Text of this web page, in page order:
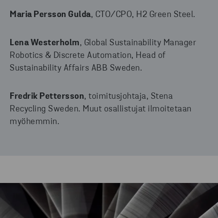
Maria Persson Gulda, CTO/CPO, H2 Green Steel.
Lena Westerholm, Global Sustainability Manager
Robotics & Discrete Automation, Head of
Sustainability Affairs ABB Sweden.
Fredrik Pettersson, toimitusjohtaja, Stena
Recycling Sweden. Muut osallistujat ilmoitetaan
myöhemmin.